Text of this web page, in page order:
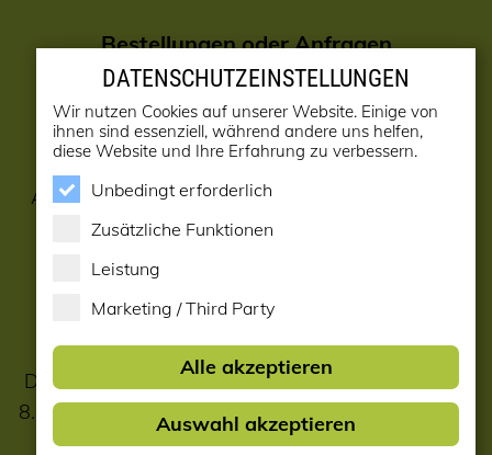
Bestellungen oder Anfragen
E-Mail:verkauf@holzwurm.at
E-Mail:info@holzwurm.at(Büro)
Bitte hinterlassen Sie bei Bestellungen oder
Anfragen ihre Telefonnummer, damit wir Sie bei
eventuellen Rückfragen erreichen können.
Hotline:02622 21212-0
Der führende Holzfachmarkt im südlichen NÖ auf
8.000 m2, Familienbetrieb seit mehr als 85 Jahren.
DATENSCHUTZEINSTELLUNGEN
Wir nutzen Cookies auf unserer Website. Einige von
ihnen sind essenziell, während andere uns helfen,
diese Website und Ihre Erfahrung zu verbessern.
Unbedingt erforderlich
Zusätzliche Funktionen
Leistung
Marketing / Third Party
Alle akzeptieren
Auswahl akzeptieren